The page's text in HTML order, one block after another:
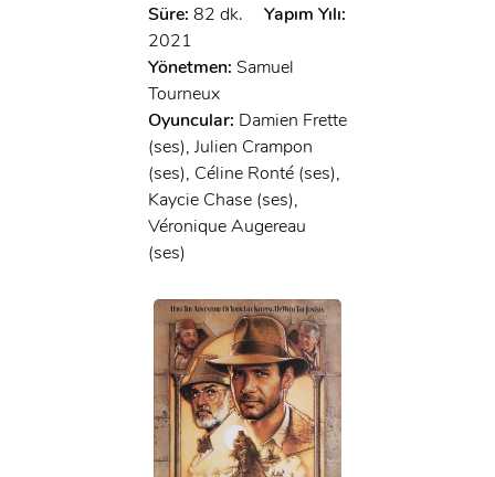
Süre: 82 dk.
Yapım Yılı:
2021
Yönetmen: Samuel
Tourneux
Oyuncular: Damien Frette
(ses), Julien Crampon
(ses), Céline Ronté (ses),
Kaycie Chase (ses),
Véronique Augereau
(ses)